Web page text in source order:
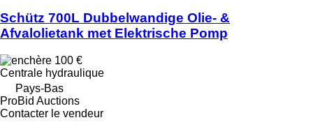
Schütz 700L Dubbelwandige Olie- &
Afvalolietank met Elektrische Pomp
100 €
Centrale hydraulique
Pays-Bas
ProBid Auctions
Contacter le vendeur